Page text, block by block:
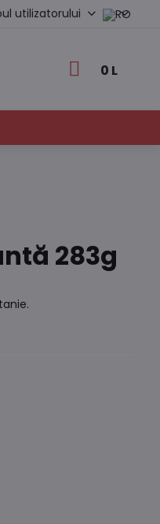
utilizatorului
0 L
283g